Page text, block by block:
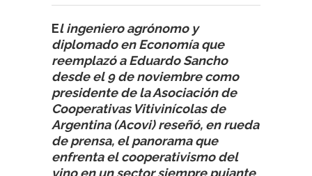
El ingeniero agrónomo y
diplomado en Economía que
reemplazó a Eduardo Sancho
desde el 9 de noviembre como
presidente de la Asociación de
Cooperativas Vitivinícolas de
Argentina (Acovi) reseñó, en rueda
de prensa, el panorama que
enfrenta el cooperativismo del
vino en un sector siempre pujante